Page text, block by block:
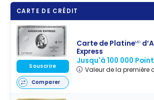
CARTE DE CRÉDIT
Carte de PlatineMD
Express
Jusqu'à 100 000
Valeur de la première
Souscrire
Comparer